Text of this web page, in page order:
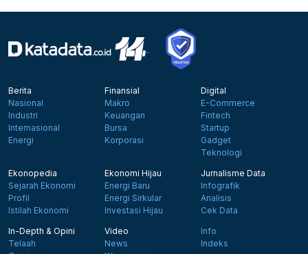
Berita
Nasional
Industri
Internasional
Energi
Finansial
Makro
Keuangan
Bursa
Korporasi
Digital
E-Commerce
Fintech
Startup
Gadget
Teknologi
Ekonopedia
Sejarah Ekonomi
Profil
Istilah Ekonomi
Ekonomi Hijau
Energi Baru
Energi Sirkular
Investasi Hijau
Jurnalisme Data
Infografik
Analisis
Cek Data
In-Depth & Opini
Telaah
Video
News
Info
Indeks